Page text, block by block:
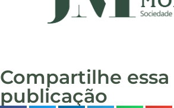
Compartilhe essa
publicação